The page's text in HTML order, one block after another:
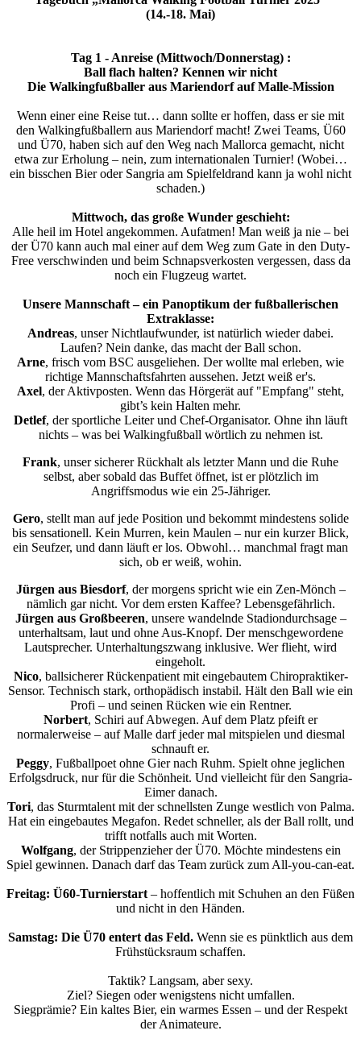
(14.-18. Mai)
Tag 1 - Anreise (Mittwoch/Donnerstag) :
Ball flach halten? Kennen wir nicht
Die Walkingfußballer aus Mariendorf auf Malle-Mission
Wenn einer eine Reise tut… dann sollte er hoffen, dass er sie mit
den Walkingfußballern aus Mariendorf macht! Zwei Teams, Ü60
und Ü70, haben sich auf den Weg nach Mallorca gemacht, nicht
etwa zur Erholung – nein, zum internationalen Turnier! (Wobei…
ein bisschen Bier oder Sangria am Spielfeldrand kann ja wohl nicht
schaden.)
Mittwoch, das große Wunder geschieht:
Alle heil im Hotel angekommen. Aufatmen! Man weiß ja nie – bei
der Ü70 kann auch mal einer auf dem Weg zum Gate in den Duty-
Free verschwinden und beim Schnapsverkosten vergessen, dass da
noch ein Flugzeug wartet.
Unsere Mannschaft – ein Panoptikum der fußballerischen
Extraklasse:
Andreas, unser Nichtlaufwunder, ist natürlich wieder dabei.
Laufen? Nein danke, das macht der Ball schon.
Arne, frisch vom BSC ausgeliehen. Der wollte mal erleben, wie
richtige Mannschaftsfahrten aussehen. Jetzt weiß er's.
Axel, der Aktivposten. Wenn das Hörgerät auf "Empfang" steht,
gibt’s kein Halten mehr.
Detlef, der sportliche Leiter und Chef-Organisator. Ohne ihn läuft
nichts – was bei Walkingfußball wörtlich zu nehmen ist.
Frank, unser sicherer Rückhalt als letzter Mann und die Ruhe
selbst, aber sobald das Buffet öffnet, ist er plötzlich im
Angriffsmodus wie ein 25-Jähriger.
Gero, stellt man auf jede Position und bekommt mindestens solide
bis sensationell. Kein Murren, kein Maulen – nur ein kurzer Blick,
ein Seufzer, und dann läuft er los. Obwohl… manchmal fragt man
sich, ob er weiß, wohin.
Jürgen aus Biesdorf, der morgens spricht wie ein Zen-Mönch –
nämlich gar nicht. Vor dem ersten Kaffee? Lebensgefährlich.
Jürgen aus Großbeeren, unsere wandelnde Stadiondurchsage –
unterhaltsam, laut und ohne Aus-Knopf. Der menschgewordene
Lautsprecher. Unterhaltungszwang inklusive. Wer flieht, wird
eingeholt.
Nico, ballsicherer Rückenpatient mit eingebautem Chiropraktiker-
Sensor. Technisch stark, orthopädisch instabil. Hält den Ball wie ein
Profi – und seinen Rücken wie ein Rentner.
Norbert, Schiri auf Abwegen. Auf dem Platz pfeift er
normalerweise – auf Malle darf jeder mal mitspielen und diesmal
schnauft er.
Peggy, Fußballpoet ohne Gier nach Ruhm. Spielt ohne jeglichen
Erfolgsdruck, nur für die Schönheit. Und vielleicht für den Sangria-
Eimer danach.
Tori, das Sturmtalent mit der schnellsten Zunge westlich von Palma.
Hat ein eingebautes Megafon. Redet schneller, als der Ball rollt, und
trifft notfalls auch mit Worten.
Wolfgang, der Strippenzieher der Ü70. Möchte mindestens ein
Spiel gewinnen. Danach darf das Team zurück zum All-you-can-eat.
Freitag: Ü60-Turnierstart – hoffentlich mit Schuhen an den Füßen
und nicht in den Händen.
Samstag: Die Ü70 entert das Feld. Wenn sie es pünktlich aus dem
Frühstücksraum schaffen.
Taktik? Langsam, aber sexy.
Ziel? Siegen oder wenigstens nicht umfallen.
Siegprämie? Ein kaltes Bier, ein warmes Essen – und der Respekt
der Animateure.